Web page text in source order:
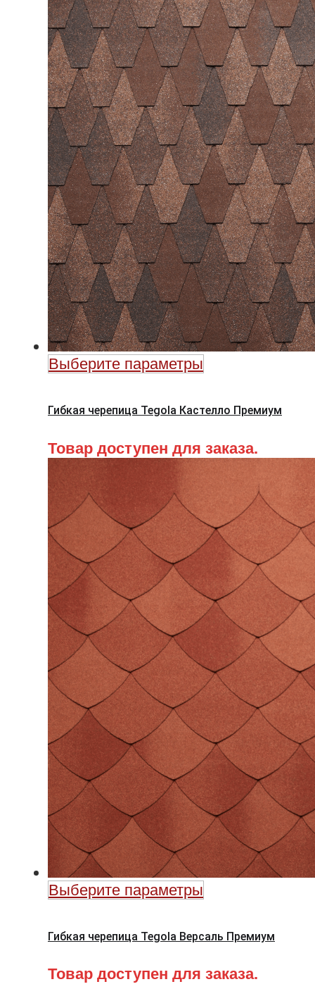
Выберите параметры
Гибкая черепица Tegola Кастелло Премиум
Товар доступен для заказа.
Выберите параметры
Гибкая черепица Tegola Версаль Премиум
Товар доступен для заказа.